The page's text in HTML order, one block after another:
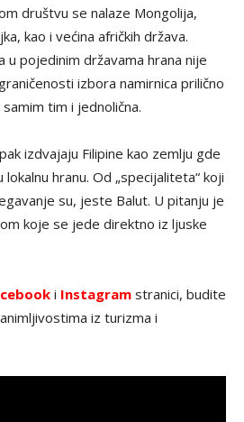
društvu se nalaze Mongolija,
kao i većina afričkih država.
pojedinim državama hrana nije
izbora namirnica prilično
tim i jednolična.
izdvajaju Filipine kao zemlju gde
hranu. Od „specijaliteta“ koji
su, jeste Balut. U pitanju je
koje se jede direktno iz ljuske
i Instagram stranici, budite
iz turizma i